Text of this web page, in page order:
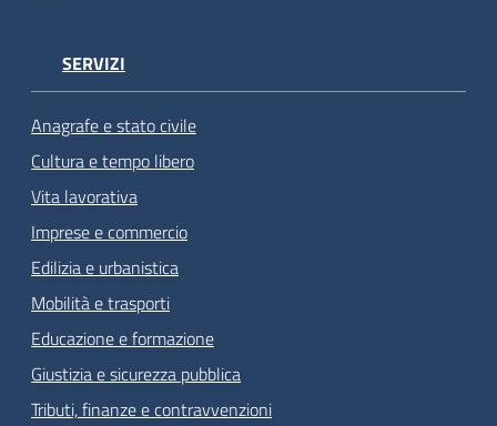
SERVIZI
Anagrafe e stato civile
Cultura e tempo libero
Vita lavorativa
Imprese e commercio
Edilizia e urbanistica
Mobilità e trasporti
Educazione e formazione
Giustizia e sicurezza pubblica
Tributi, finanze e contravvenzioni